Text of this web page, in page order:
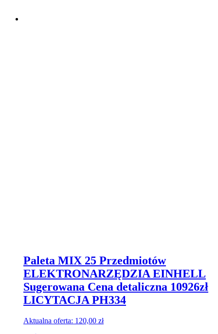
Paleta MIX 25 Przedmiotów
ELEKTRONARZĘDZIA EINHELL
Sugerowana Cena detaliczna 10926zł
LICYTACJA PH334
Aktualna oferta: 120,00 zł